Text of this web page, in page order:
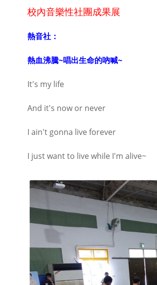
校內音樂性社團成果展
熱音社：
熱血沸騰~唱出生命的吶喊~
It's my life
And it's now or never
I ain't gonna live forever
I just want to live while I'm alive~